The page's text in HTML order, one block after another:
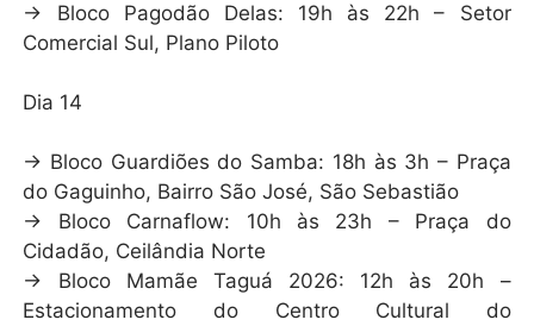
→ Bloco Pagodão Delas: 19h às 22h – Setor
Comercial Sul, Plano Piloto
Dia 14
→ Bloco Guardiões do Samba: 18h às 3h – Praça
do Gaguinho, Bairro São José, São Sebastião
→ Bloco Carnaflow: 10h às 23h – Praça do
Cidadão, Ceilândia Norte
→ Bloco Mamãe Taguá 2026: 12h às 20h –
Estacionamento do Centro Cultural do